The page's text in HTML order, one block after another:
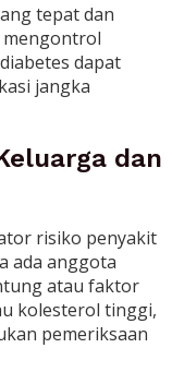
tepat dan
dapat
jangka
dan
risiko penyakit
ada anggota
atau faktor
kolesterol tinggi,
pemeriksaan